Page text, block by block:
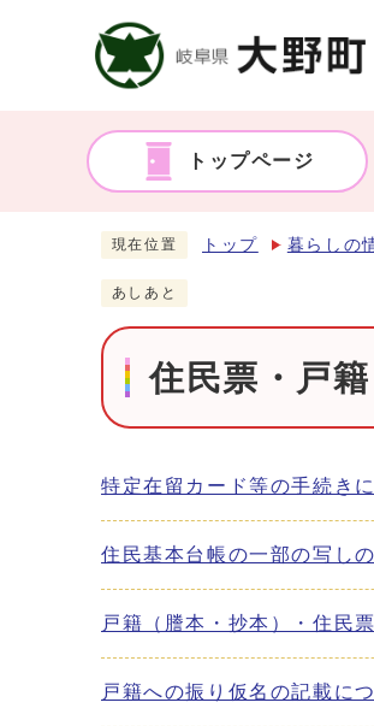
トップページ
現在位置 トップ 暮らしの
あしあと
住民票・戸籍
特定在留カード等の手続き
住民基本台帳の一部の写し
戸籍（謄本・抄本）・住民
戸籍への振り仮名の記載に